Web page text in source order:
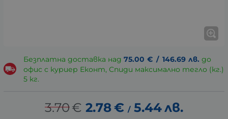
Безплатна доставка над 75.00 € / 146.69 лв. до
офис с куриер Еконт, Спиди максимално тегло (кг.)
5 кг.
3.70€ 2.78€ / 5.44лв.